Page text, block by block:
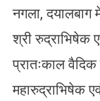
नगला, दयालबाग
श्री रुद्राभिषेक
प्रातःकाल
महारुद्राभिषेक